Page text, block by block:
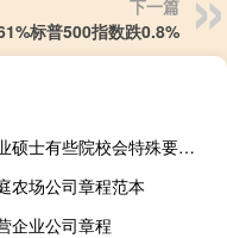
下一篇
标普500指数跌0.8%
专业硕士有些院校会特殊要求去现场报名吗
农场公司章程范本
企业公司章程